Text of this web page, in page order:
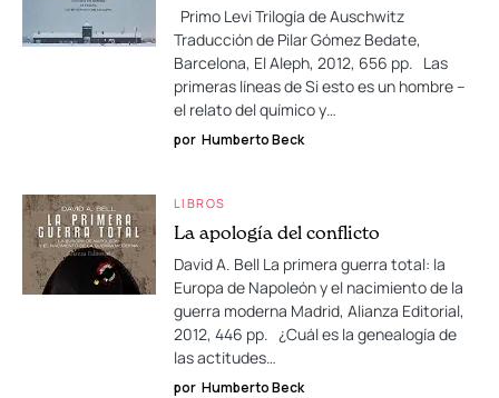
Primo Levi Trilogía de Auschwitz
Traducción de Pilar Gómez Bedate,
Barcelona, El Aleph, 2012, 656 pp. Las
primeras líneas de Si esto es un hombre –
el relato del químico y…
por Humberto Beck
LIBROS
La apología del conflicto
David A. Bell La primera guerra total: la
Europa de Napoleón y el nacimiento de la
guerra moderna Madrid, Alianza Editorial,
2012, 446 pp. ¿Cuál es la genealogía de
las actitudes…
por Humberto Beck